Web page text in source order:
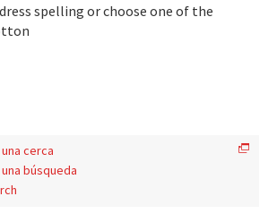
spelling or choose one of the
cerca
una búsqueda